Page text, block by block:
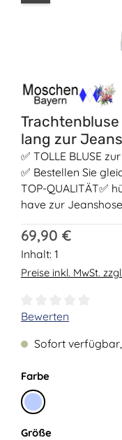
lang zur
✅ TOLLE BLUSE
✅ Bestellen Sie
TOP-QUALITÄT✅
have zur
Regulärer Preis:
69,90 €
Inhalt: 1
Preise inkl. MwSt.
Durchschnittliche
Bewerten
Sofort verfügbar,
Farbeauswählen
Hellblau
Größeauswählen